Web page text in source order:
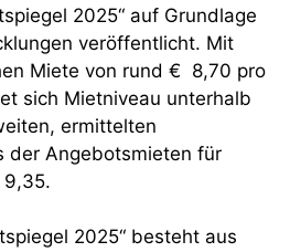
2025“ auf Grundlage
veröffentlicht. Mit
Miete von rund € 8,70 pro
sich Mietniveau unterhalb
ermittelten
der Angebotsmieten für
9,35.
2025“ besteht aus